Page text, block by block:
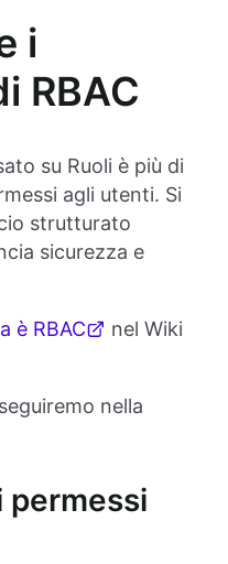
i
RBAC
su Ruoli è più di
agli utenti. Si
strutturato
sicurezza e
è RBAC
nel Wiki
nella
permessi